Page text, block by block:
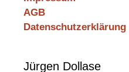
AGB
Datenschutzerklärung
Jürgen Dollase